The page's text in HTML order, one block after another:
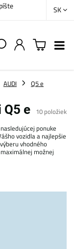
SK
AUDI
Q5 e
e 10 položiek
ponuke
vozidla a najlepšie
vhodného
možnej